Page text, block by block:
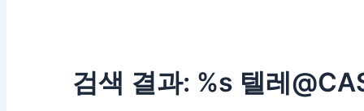
검색 결과: %s 텔레